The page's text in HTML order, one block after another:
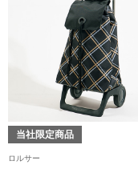
当社限定商品
ロルサー